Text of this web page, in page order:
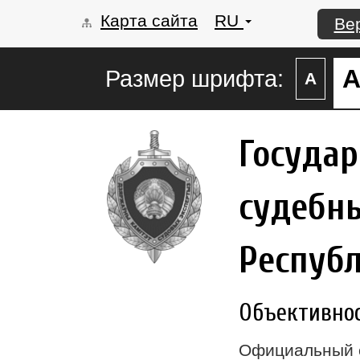
Карта сайта RU
Размер шрифта: А
Официальный